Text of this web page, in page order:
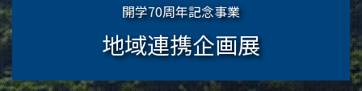
開学70周年記念事業
地域連携企画展